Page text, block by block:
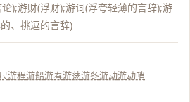
);游财(浮财);游词(浮夸轻薄的言辞);游
、挑逗的言辞)
游程游船游春游荡游冬游动游动哨